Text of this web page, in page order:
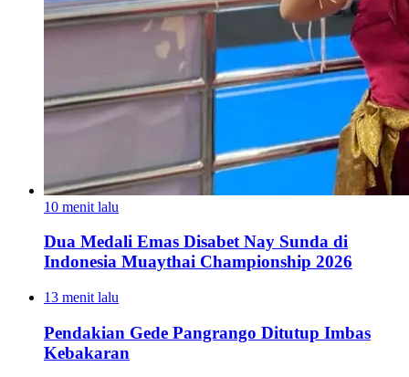
10 menit lalu
Dua Medali Emas Disabet Nay Sunda di
Indonesia Muaythai Championship 2026
13 menit lalu
Pendakian Gede Pangrango Ditutup Imbas
Kebakaran